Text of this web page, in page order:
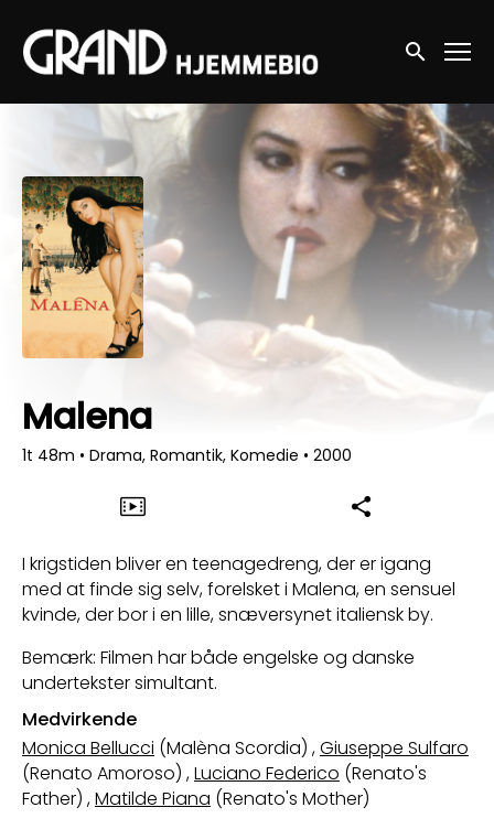
Accessibility Links
Søg nu
Malena
1t 48m • Drama, Romantik, Komedie • 2000
I krigstiden bliver en teenagedreng, der er igang
med at finde sig selv, forelsket i Malena, en sensuel
kvinde, der bor i en lille, snæversynet italiensk by.
Bemærk: Filmen har både engelske og danske
undertekster simultant.
Medvirkende
Monica Bellucci (Malèna Scordia) ,Giuseppe Sulfaro
(Renato Amoroso) ,Luciano Federico (Renato's
Father) ,Matilde Piana (Renato's Mother)